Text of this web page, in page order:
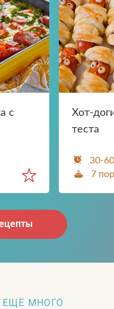
с
Хот-
теста
30-
7
ЕЩЁ МНОГО